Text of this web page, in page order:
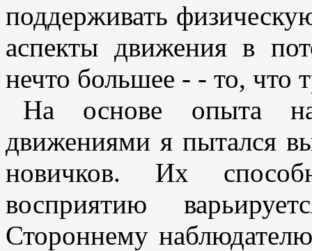
поддерживать
аспекты движения в
нечто большее - - то, что
На основе опыта
движениями я пытался
новичков. Их
восприятию
Стороннему